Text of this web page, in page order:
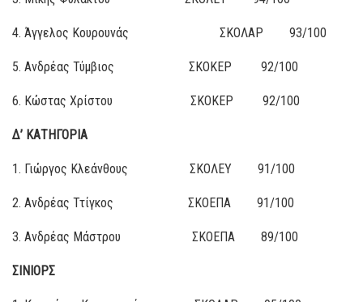
4. Άγγελος Κουρουνάς ΣΚΟΛΑΡ 93/100
5. Ανδρέας Τύμβιος ΣΚΟΚΕΡ 92/100
6. Κώστας Χρίστου ΣΚΟΚΕΡ 92/100
Δ’ ΚΑΤΗΓΟΡΙΑ
1. Γιώργος Κλεάνθους ΣΚΟΛΕΥ 91/100
2. Ανδρέας Ττίγκος ΣΚΟΕΠΑ 91/100
3. Ανδρέας Μάστρου ΣΚΟΕΠΑ 89/100
ΣΙΝΙΟΡΣ